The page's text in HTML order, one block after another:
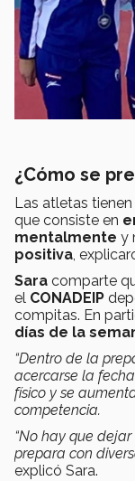
¿Cómo se
Las atletas
que consiste en
mentalmente y
positiva,
Sara comparte
el CONADEIP
compitas. En
días de la
“Dentro de la
acercarse la
físico y se
competencia.
“No hay que
prepara con
explicó Sara.